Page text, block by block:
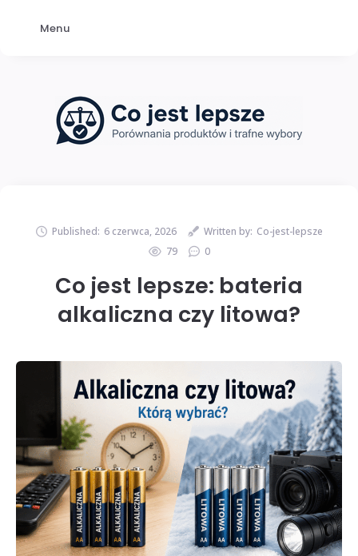
Published: 6 czerwca, 2026 Written by: Co-jest-lepsze
79
0
Co jest lepsze: bateria
alkaliczna czy litowa?
Menu